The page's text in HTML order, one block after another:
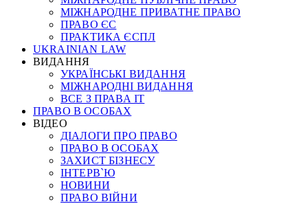
МІЖНАРОДНЕ ПРИВАТНЕ ПРАВО
ПРАВО ЄС
ПРАКТИКА ЄСПЛ
UKRAINIAN LAW
ВИДАННЯ
УКРАЇНСЬКІ ВИДАННЯ
МІЖНАРОДНІ ВИДАННЯ
ВСЕ З ПРАВА ІТ
ПРАВО В ОСОБАХ
ВІДЕО
ДІАЛОГИ ПРО ПРАВО
ПРАВО В ОСОБАХ
ЗАХИСТ БІЗНЕСУ
ІНТЕРВ`Ю
НОВИНИ
ПРАВО ВІЙНИ